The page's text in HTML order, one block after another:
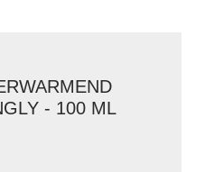
- 100 ML